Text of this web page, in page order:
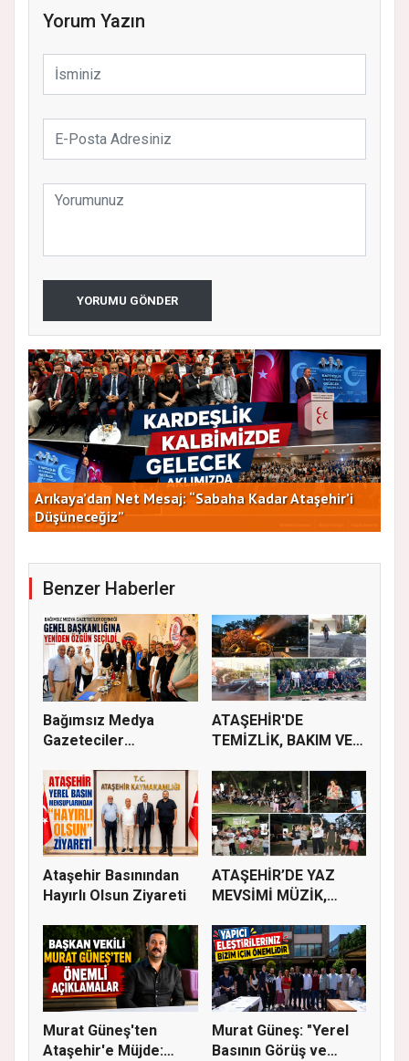
Yorum Yazın
YORUMU GÖNDER
Arıkaya’dan Net Mesaj: “Sabaha Kadar Ataşehir’i
Düşüneceğiz”
Benzer Haberler
Bağımsız Medya
Gazeteciler
ATAŞEHİR'DE
TEMİZLİK, BAKIM VE
Ataşehir Basınından
Hayırlı Olsun Ziyareti
ATAŞEHİR’DE YAZ
MEVSİMİ MÜZİK,
Murat Güneş'ten
Ataşehir'e Müjde:
Murat Güneş: "Yerel
Basının Görüş ve